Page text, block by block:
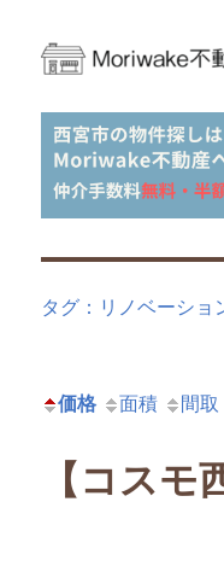
Moriwake不
売買・賃貸
タグ：リノベーショ
価格 面積 間取
【コスモ